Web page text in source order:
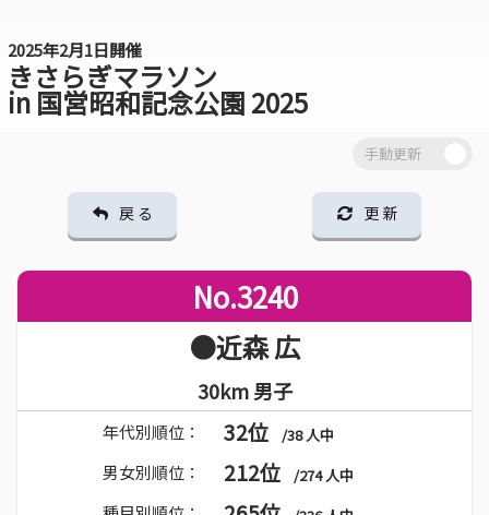
2025年2月1日開催
きさらぎマラソン
in 国営昭和記念公園 2025
戻 る 更 新
No.3240
●近森 広
30km 男子
年代別順位： 32位 /38 人中
男女別順位： 212位 /274 人中